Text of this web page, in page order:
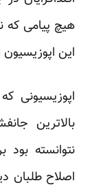
هیچ پیامی
این
اپوزیسیونی
بالاترین
نتوانسته
اصلاح طلبان